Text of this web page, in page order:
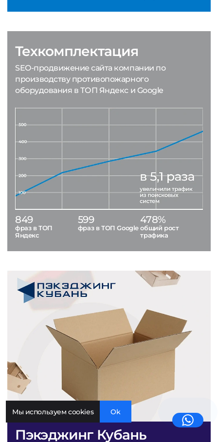
Пэкэджинг Кубань
Техкомплектация
SEO-продвижение сайта компании по
производству противопожарного
оборудования в ТОП Яндекс и Google
849
фраз в ТОП
Яндекс
599
фраз в ТОП Google
478%
общий рост
трафика
Мы используем cookies Ok